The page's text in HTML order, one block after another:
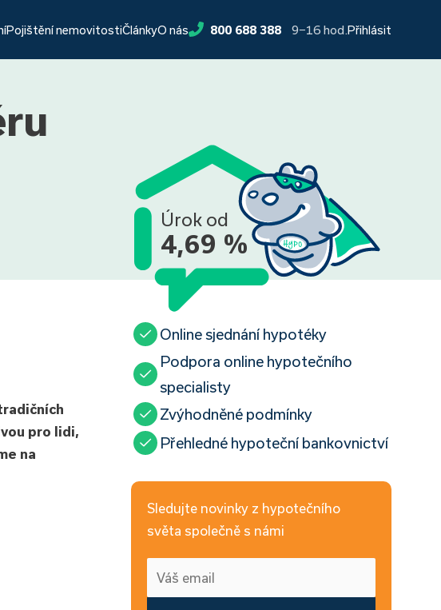
Pojištění nemovitostiČlánkyO nás 800 688 388 9−16 hod. Přihlásit
Úrok od
4,69 %
pro lidi,
na
Online sjednání hypotéky
Podpora online hypotečního
specialisty
Zvýhodněné podmínky
Přehledné hypoteční bankovnictví
Sledujte novinky z hypotečního
světa společně s námi